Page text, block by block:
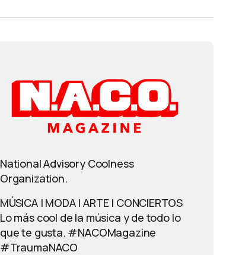
National Advisory Coolness
Organization.
MÚSICA | MODA | ARTE | CONCIERTOS
Lo más cool de la música y de todo lo
que te gusta. #NACOMagazine
#TraumaNACO